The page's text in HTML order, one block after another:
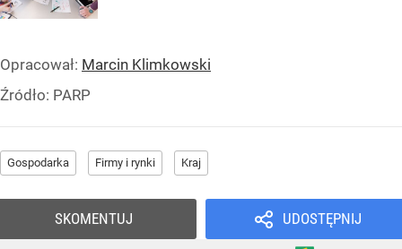
Opracował: Marcin Klimkowski
Źródło: PARP
Gospodarka Firmy i rynki Kraj
UDOSTĘPNIJ
SKOMENTUJ